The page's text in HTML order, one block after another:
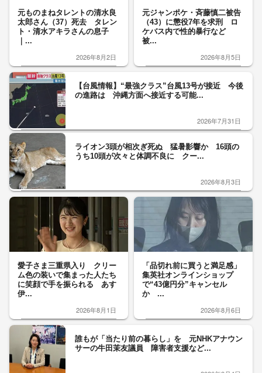
元ものまねタレントの清水良
太郎さん（37）死去 タレン
ト・清水アキラさんの息子
｜...
2026年8月2日
元ジャンポケ・斉藤慎二被告
（43）に懲役7年を求刑 ロ
ケバス内で性的暴行など
被...
2026年8月5日
【台風情報】“最強クラス”台風13号が接近 今後
の進路は 沖縄方面へ接近する可能...
2026年7月31日
ライオン3頭が相次ぎ死ぬ 猛暑影響か 16頭の
うち10頭が次々と体調不良に クー...
2026年8月3日
愛子さま三重県入り クリー
ム色の装いで集まった人たち
に笑顔で手を振られる あす
伊...
2026年8月1日
「品切れ前に買うと満足感」
集英社オンラインショップ
で“43億円分”キャンセル
か ...
2026年8月6日
誰もが「当たり前の暮らし」を 元NHKアナウン
サーの牛田茉友議員 障害者支援など...